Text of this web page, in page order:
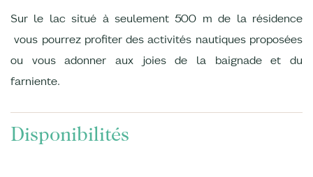
Sur le lac situé à seulement 500 m de la résidence
vous pourrez profiter des activités nautiques proposées
ou vous adonner aux joies de la baignade et du
farniente.
Disponibilités